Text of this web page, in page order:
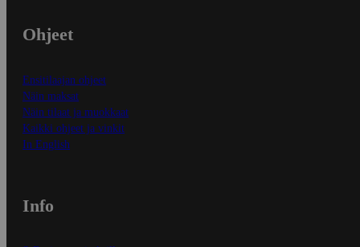
Ohjeet
Ensitilaajan ohjeet
Näin maksat
Näin tilaat ja muokkaat
Kaikki ohjeet ja vinkit
In English
Info